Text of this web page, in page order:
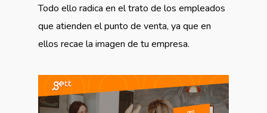
Todo ello radica en el trato de los empleados
que atienden el punto de venta, ya que en
ellos recae la imagen de tu empresa.